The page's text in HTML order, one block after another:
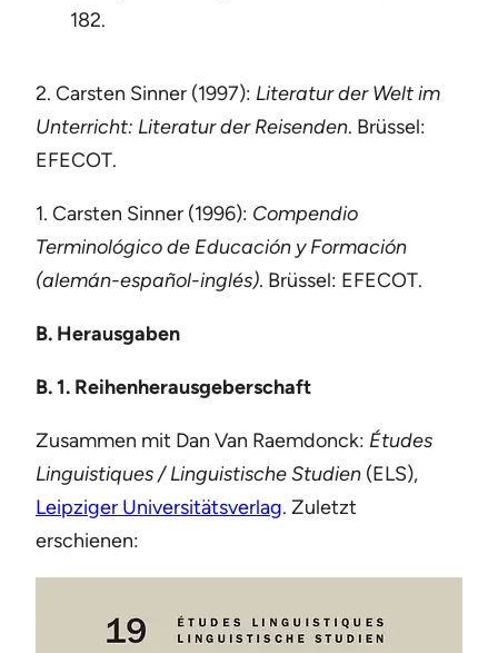
182.
2. Carsten Sinner (1997): Literatur der Welt im
Unterricht: Literatur der Reisenden. Brüssel:
EFECOT.
1. Carsten Sinner (1996): Compendio
Terminológico de Educación y Formación
(alemán-español-inglés). Brüssel: EFECOT.
B. Herausgaben
B. 1. Reihenherausgeberschaft
Zusammen mit Dan Van Raemdonck: Études
Linguistiques / Linguistische Studien (ELS),
Leipziger Universitätsverlag. Zuletzt
erschienen: